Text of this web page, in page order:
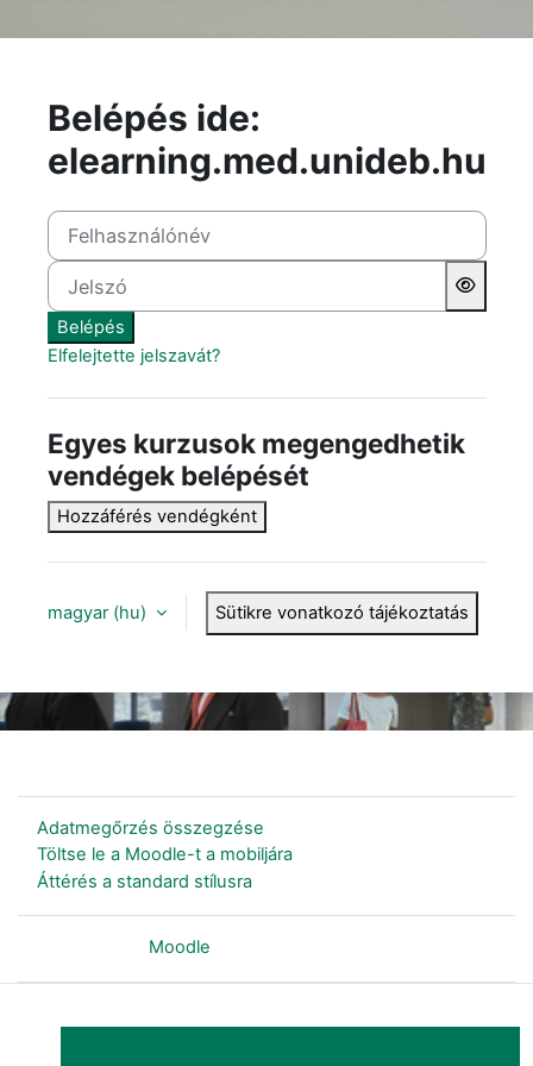
Belépés ide:
elearning.med.unideb.hu
Felhasználónév
Jelszó
Belépés
Elfelejtette jelszavát?
Egyes kurzusok megengedhetik
vendégek belépését
Hozzáférés vendégként
magyar ‎(hu)‎ Sütikre vonatkozó tájékoztatás
Adatmegőrzés összegzése
Töltse le a Moodle-t a mobiljára
Áttérés a standard stílusra
Moodle